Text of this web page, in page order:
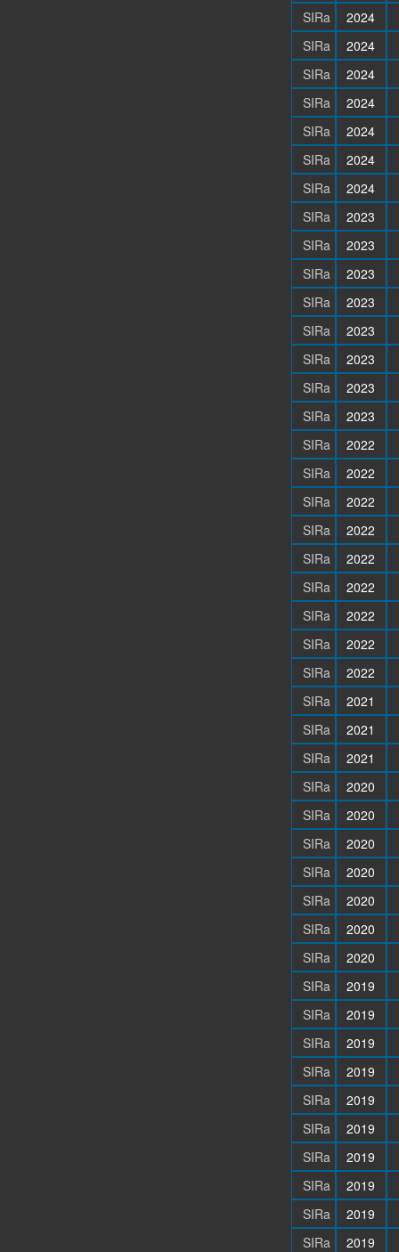
SIRa
2024
SIRa
2024
SIRa
2024
SIRa
2024
SIRa
2024
SIRa
2024
SIRa
2024
SIRa
2023
SIRa
2023
SIRa
2023
SIRa
2023
SIRa
2023
SIRa
2023
SIRa
2023
SIRa
2023
SIRa
2022
SIRa
2022
SIRa
2022
SIRa
2022
SIRa
2022
SIRa
2022
SIRa
2022
SIRa
2022
SIRa
2022
SIRa
2021
SIRa
2021
SIRa
2021
SIRa
2020
SIRa
2020
SIRa
2020
SIRa
2020
SIRa
2020
SIRa
2020
SIRa
2020
SIRa
2019
SIRa
2019
SIRa
2019
SIRa
2019
SIRa
2019
SIRa
2019
SIRa
2019
SIRa
2019
SIRa
2019
SIRa
2019